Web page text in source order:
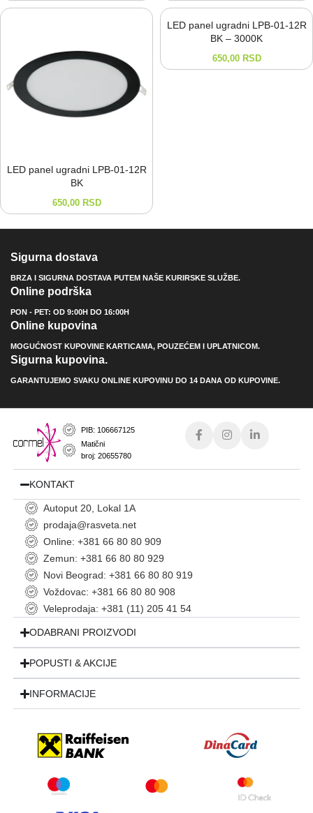
LED panel ugradni LPB-⁠01-⁠12R
BK
650,00 RSD
LED panel ugradni LPB-01-12R
BK – 3000K
650,00 RSD
Sigurna dostava
BRZA I SIGURNA DOSTAVA PUTEM NAŠE KURIRSKE SLUŽBE.
Online podrška
PON - PET: OD 9:00H DO 16:00H
Online kupovina
MOGUĆNOST KUPOVINE KARTICAMA, POUZEĆEM I UPLATNICOM.
Sigurna kupovina.
GARANTUJEMO SVAKU ONLINE KUPOVINU DO 14 DANA OD KUPOVINE.
PIB: 106667125
Matični
broj: 20655780
KONTAKT
Autoput 20, Lokal 1A
prodaja@rasveta.net
Online: +381 66 80 80 909
Zemun: +381 66 80 80 929
Novi Beograd: +381 66 80 80 919
Voždovac: +381 66 80 80 908
Veleprodaja: +381 (11) 205 41 54
ODABRANI PROIZVODI
POPUSTI & AKCIJE
INFORMACIJE